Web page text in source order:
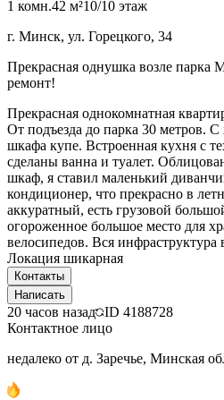
1 комн.42 м²10/10 этаж
г. Минск, ул. Горецкого, 34
Прекрасная однушка возле
ремонт!
Прекрасная однокомнатная
От подъезда до парка 30 метров.
шкафа купе. Встроенная кухня с
сделаны ванна и туалет.
шкаф, я ставил маленький
кондиционер, что прекрасно в
аккуратный, есть грузовой
огороженное большое место для
велосипедов. Вся инфраструктура
Локация шикарная
Контакты
Написать
20 часов назад ID 4188728
Контактное лицо
недалеко от д. Заречье, Минская